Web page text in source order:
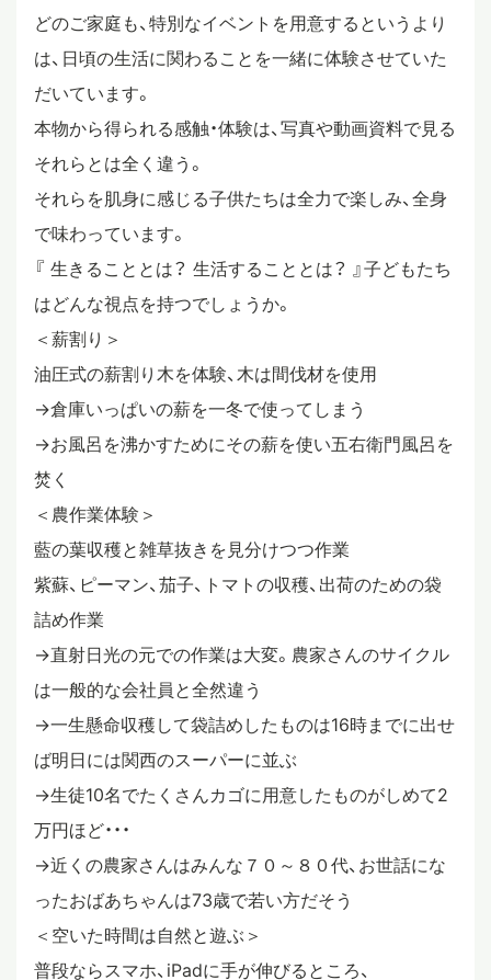
スタディツアー
ニュース
教員ブログ
在校生・保護者・卒業生の方へ
どのご家庭も、特別なイベントを用意するというより
は、日頃の生活に関わることを一緒に体験させていた
だいています。
本物から得られる感触・体験は、写真や動画資料で見る
それらとは全く違う。
それらを肌身に感じる子供たちは全力で楽しみ、全身
で味わっています。
『 生きることとは？ 生活することとは？ 』子どもたち
はどんな視点を持つでしょうか。
＜薪割り＞
油圧式の薪割り木を体験、木は間伐材を使用
→倉庫いっぱいの薪を一冬で使ってしまう
→お風呂を沸かすためにその薪を使い五右衛門風呂を
焚く
＜農作業体験＞
藍の葉収穫と雑草抜きを見分けつつ作業
紫蘇、ピーマン、茄子、トマトの収穫、出荷のための袋
詰め作業
→直射日光の元での作業は大変。農家さんのサイクル
は一般的な会社員と全然違う
→一生懸命収穫して袋詰めしたものは16時までに出せ
ば明日には関西のスーパーに並ぶ
→生徒10名でたくさんカゴに用意したものがしめて2
万円ほど・・・
→近くの農家さんはみんな７０～８０代、お世話にな
ったおばあちゃんは73歳で若い方だそう
＜空いた時間は自然と遊ぶ＞
普段ならスマホ、iPadに手が伸びるところ、